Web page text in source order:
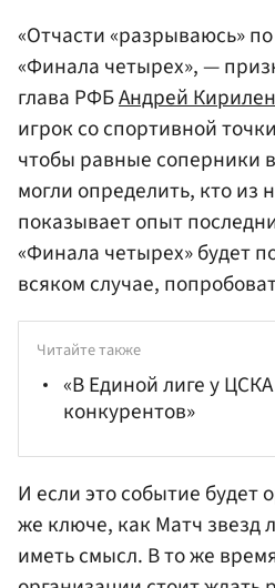
«Отчасти «разрываюсь»
«Финала четырех», —
глава РФБАндрей
игрок со спортивной
чтобы равные соперники
могли определить, кто из
показывает опыт
«Финала четырех» будет
всяком случае,
Читайте также
«В Единой лиге у
конкурентов»
И если это событие будет
же ключе, как Матч звезд
иметь смысл. В то же